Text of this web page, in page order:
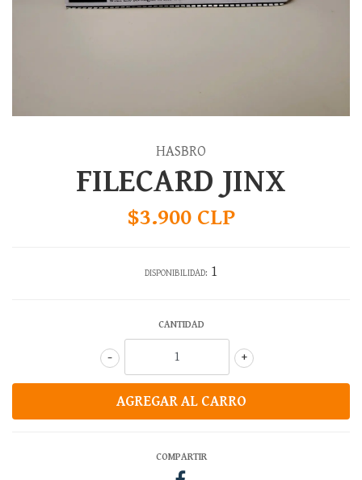
HASBRO
FILECARD JINX
$3.900 CLP
DISPONIBILIDAD: 1
CANTIDAD
+
-
COMPARTIR